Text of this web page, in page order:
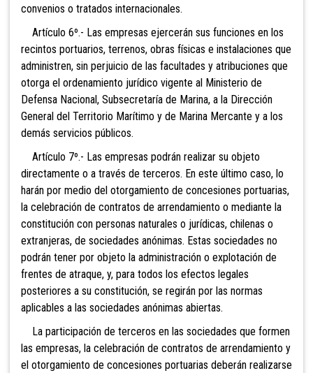
convenios o tratados internacionales.
Artículo 6º.- Las empresas ejercerán sus funciones en los
recintos portuarios, terrenos, obras físicas e instalaciones que
administren, sin perjuicio de las facultades y atribuciones que
otorga el ordenamiento jurídico vigente al Ministerio de
Defensa Nacional, Subsecretaría de Marina, a la Dirección
General del Territorio Marítimo y de Marina Mercante y a los
demás servicios públicos.
Artículo 7º.- Las empresas podrán realizar su objeto
directamente o a través de terceros. En este último caso, lo
harán por medio del otorgamiento de concesiones portuarias,
la celebración de contratos de arrendamiento o mediante la
constitución con personas naturales o jurídicas, chilenas o
extranjeras, de sociedades anónimas. Estas sociedades no
podrán tener por objeto la administración o explotación de
frentes de atraque, y, para todos los efectos legales
posteriores a su constitución, se regirán por las normas
aplicables a las sociedades anónimas abiertas.
La participación de terceros en las sociedades que formen
las empresas, la celebración de contratos de arrendamiento y
el otorgamiento de concesiones portuarias deberán realizarse